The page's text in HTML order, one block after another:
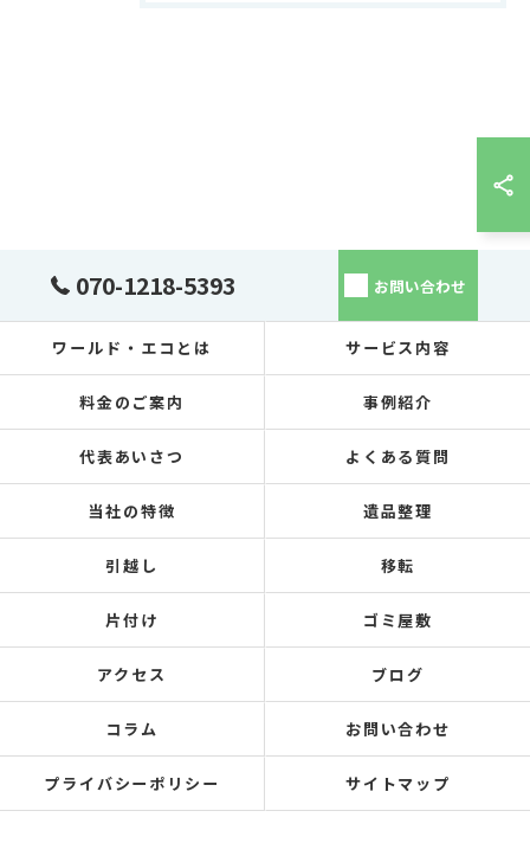
070-1218-5393 お問い合わせ
ワールド・エコとは サービス内容
料金のご案内 事例紹介
代表あいさつ よくある質問
当社の特徴 遺品整理
引越し 移転
片付け ゴミ屋敷
アクセス ブログ
コラム お問い合わせ
プライバシーポリシー サイトマップ